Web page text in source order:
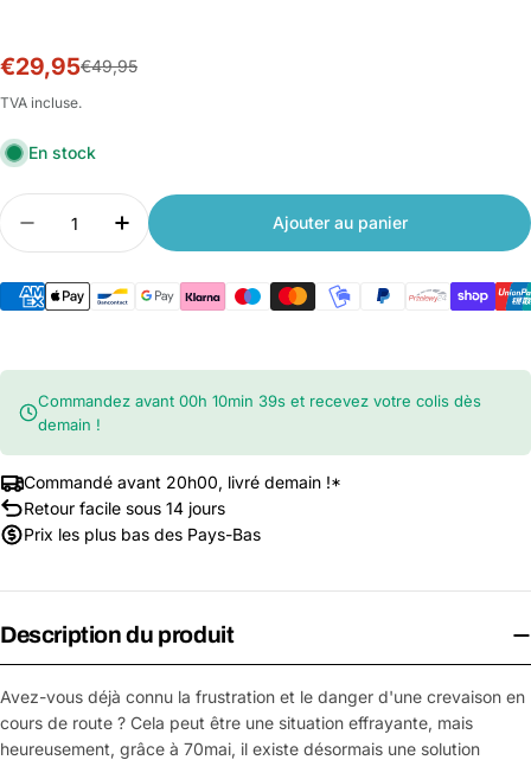
Prix
soldé
€29,95
Prix
habituel
€49,95
TVA incluse.
En stock
Quantité
Diminuer la quantité pour Xiaomi 70mai capteur
Augmenter la quantité pour Xiaomi
Ajouter au panier
Commandez avant 00h 10min 39s et recevez votre colis dès
demain !
Commandé avant 20h00, livré demain !*
Retour facile sous 14 jours
Prix les plus bas des Pays-Bas
Description du produit
Avez-vous déjà connu la frustration et le danger d'une crevaison en
cours de route ? Cela peut être une situation effrayante, mais
heureusement, grâce à 70mai, il existe désormais une solution